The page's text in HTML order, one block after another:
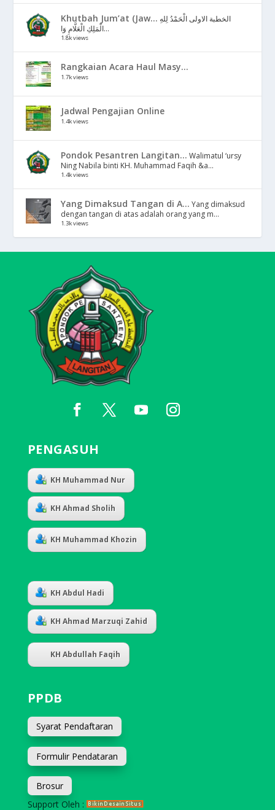
Khutbah Jum’at (Jaw... الخطبة الاولى الْحَمْدُ لِلهِ
الْمَلِكِ الْعَلَّامِ وَا...
1.8k views
Rangkaian Acara Haul Masy...
1.7k views
Jadwal Pengajian Online
1.4k views
Pondok Pesantren Langitan... Walimatul ‘ursy
Ning Nabila binti KH. Muhammad Faqih &a...
1.4k views
Yang Dimaksud Tangan di A... Yang dimaksud
dengan tangan di atas adalah orang yang m...
1.3k views
PENGASUH
KH Muhammad Nur
KH Ahmad Sholih
KH Muhammad Khozin
KH Abdul Hadi
KH Ahmad Marzuqi Zahid
KH Abdullah Faqih
PPDB
Syarat Pendaftaran
Formulir Pendataran
Brosur
Support Oleh :